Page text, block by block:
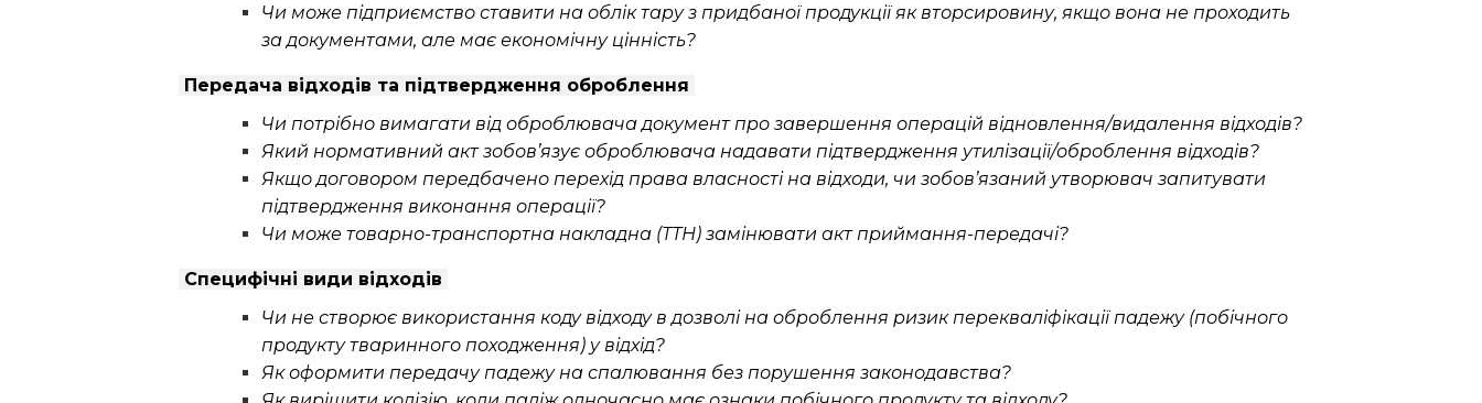
Чи може підприємство ставити на облік тару з придбаної продукції як вторсировину, якщо вона не проходить
за документами, але має економічну цінність?
Передача відходів та підтвердження оброблення
Чи потрібно вимагати від оброблювача документ про завершення операцій відновлення/видалення відходів?
Який нормативний акт зобов’язує оброблювача надавати підтвердження утилізації/оброблення відходів?
Якщо договором передбачено перехід права власності на відходи, чи зобов’язаний утворювач запитувати
підтвердження виконання операції?
Чи може товарно-транспортна накладна (ТТН) замінювати акт приймання-передачі?
Специфічні види відходів
Чи не створює використання коду відходу в дозволі на оброблення ризик перекваліфікації падежу (побічного
продукту тваринного походження) у відхід?
Як оформити передачу падежу на спалювання без порушення законодавства?